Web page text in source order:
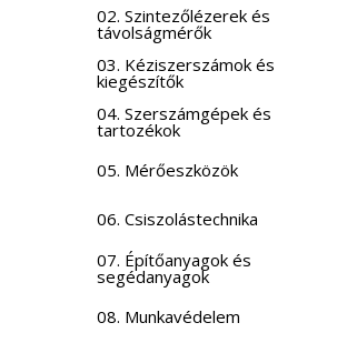
02. Szintezőlézerek és
távolságmérők
03. Kéziszerszámok és
kiegészítők
04. Szerszámgépek és
tartozékok
05. Mérőeszközök
06. Csiszolástechnika
07. Építőanyagok és
segédanyagok
08. Munkavédelem